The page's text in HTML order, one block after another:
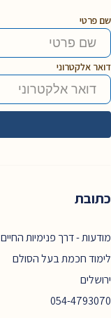
שם פרטי
דואר אלקטרוני
כתובת
מודעות - דרך פנימיות החיים
לימוד חכמת בעל הסולם
ירושלים
054-4793070